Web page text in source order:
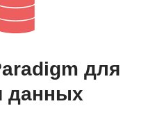
для
данных